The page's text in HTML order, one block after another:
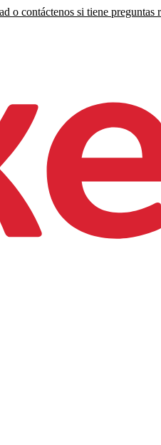
o contáctenos si tiene preguntas